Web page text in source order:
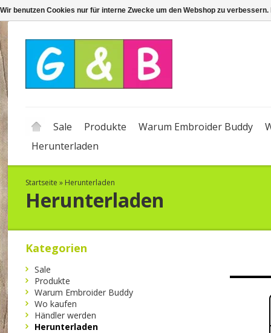
Sale Produkte Warum Embroider Buddy
Herunterladen
Startseite » Herunterladen
Herunterladen
Kategorien
Sale
Produkte
Warum Embroider Buddy
Wo kaufen
Händler werden
Herunterladen
Wir benutzen Cookies nur für interne Zwecke um den Webshop zu